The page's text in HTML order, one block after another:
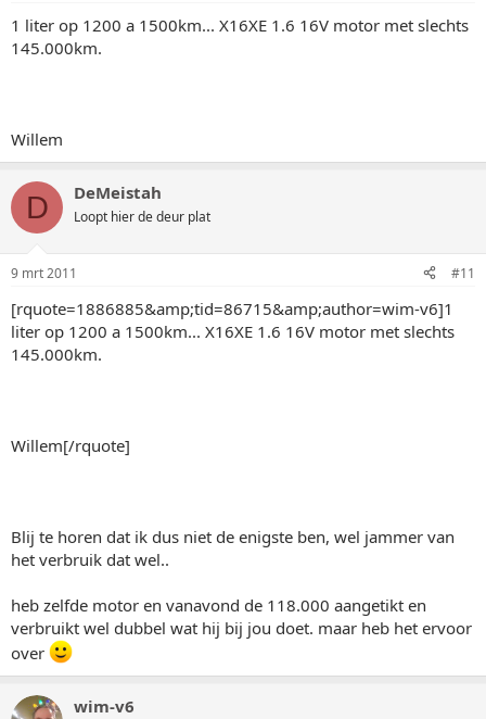
1 liter op 1200 a 1500km... X16XE 1.6 16V motor met slechts
145.000km.
Willem
D DeMeistah
Loopt hier de deur plat
9 mrt 2011 #11
[rquote=1886885&amp;tid=86715&amp;author=wim-v6]1
liter op 1200 a 1500km... X16XE 1.6 16V motor met slechts
145.000km.
Willem[/rquote]
Blij te horen dat ik dus niet de enigste ben, wel jammer van
het verbruik dat wel..
heb zelfde motor en vanavond de 118.000 aangetikt en
verbruikt wel dubbel wat hij bij jou doet. maar heb het ervoor
over
wim-v6